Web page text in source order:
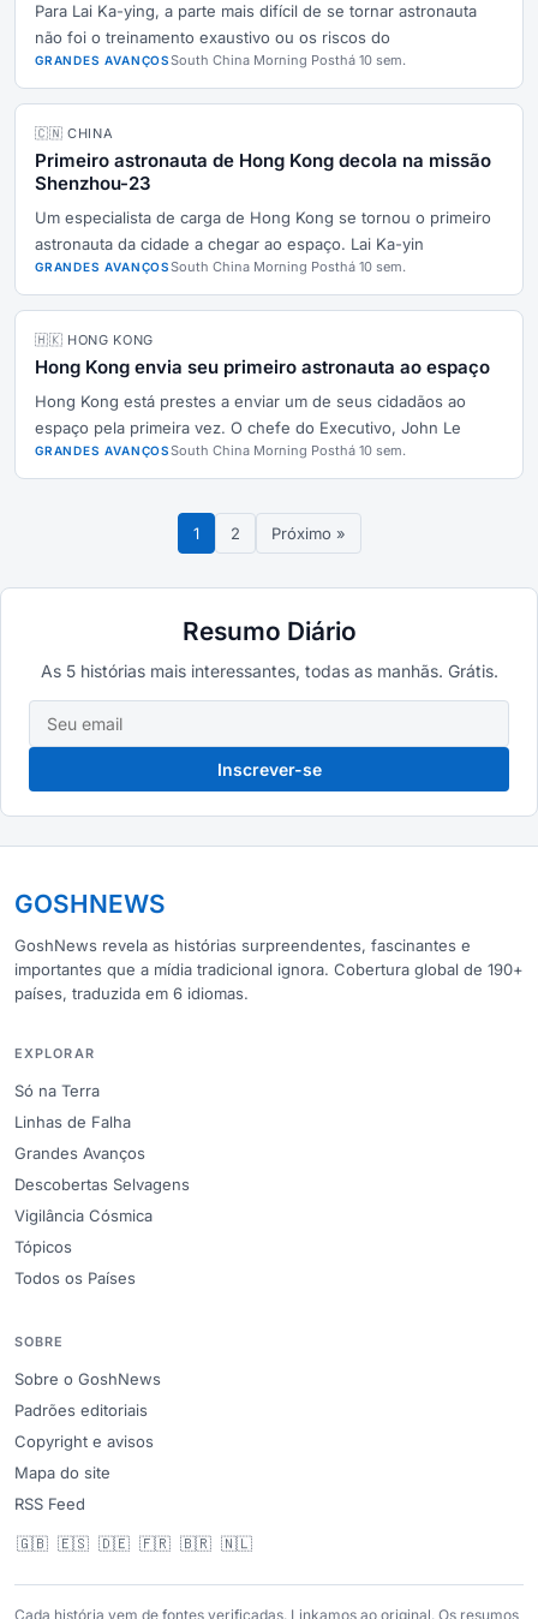
Para Lai Ka-ying, a parte mais difícil de se tornar astronauta
não foi o treinamento exaustivo ou os riscos do
GRANDES AVANÇOSSouth China Morning Posthá 10 sem.
🇨🇳 CHINA
Primeiro astronauta de Hong Kong decola na missão
Shenzhou-23
Um especialista de carga de Hong Kong se tornou o primeiro
astronauta da cidade a chegar ao espaço. Lai Ka-yin
GRANDES AVANÇOSSouth China Morning Posthá 10 sem.
🇭🇰 HONG KONG
Hong Kong envia seu primeiro astronauta ao espaço
Hong Kong está prestes a enviar um de seus cidadãos ao
espaço pela primeira vez. O chefe do Executivo, John Le
GRANDES AVANÇOSSouth China Morning Posthá 10 sem.
1 2 Próximo »
Resumo Diário
As 5 histórias mais interessantes, todas as manhãs. Grátis.
Inscrever-se
GOSHNEWS
GoshNews revela as histórias surpreendentes, fascinantes e
importantes que a mídia tradicional ignora. Cobertura global de 190+
países, traduzida em 6 idiomas.
EXPLORAR
Só na Terra
Linhas de Falha
Grandes Avanços
Descobertas Selvagens
Vigilância Cósmica
Tópicos
Todos os Países
SOBRE
Sobre o GoshNews
Padrões editoriais
Copyright e avisos
Mapa do site
RSS Feed
🇬🇧 🇪🇸 🇩🇪 🇫🇷 🇧🇷 🇳🇱
Cada história vem de fontes verificadas. Linkamos ao original. Os resumos